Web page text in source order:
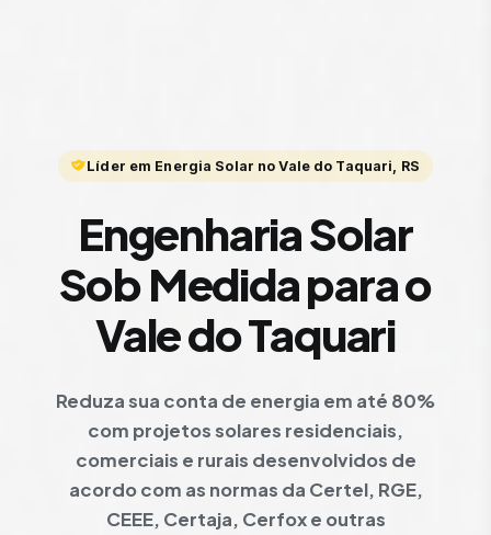
Líder em Energia Solar no Vale do Taquari, RS
Engenharia Solar
Sob Medida para o
Vale do Taquari
Reduza sua conta de energia em até 80%
com projetos solares residenciais,
comerciais e rurais desenvolvidos de
acordo com as normas da Certel, RGE,
CEEE, Certaja, Cerfox e outras